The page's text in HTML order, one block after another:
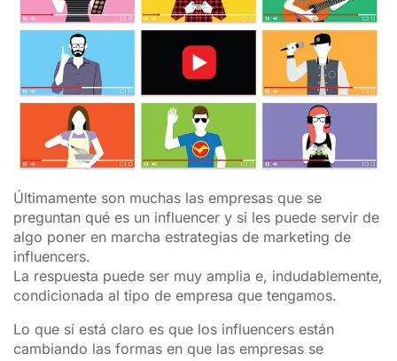
Últimamente son muchas las empresas que se
preguntan qué es un influencer y si les puede servir de
algo poner en marcha estrategias de marketing de
influencers.
La respuesta puede ser muy amplia e, indudablemente,
condicionada al tipo de empresa que tengamos.
Lo que sí está claro es que los influencers están
cambiando las formas en que las empresas se